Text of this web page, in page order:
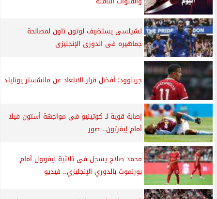
تشيلسى يستضيف لوتون تاون لمصالحة
جماهيره فى الدورى الإنجليزى
جرينوود: أفضل قرار الابتعاد عن مانشستر يونايتد
إصابة قوية لـ كوتينيو فى مواجهة أستون فيلا
أمام إيفرتون.. صور
محمد صلاح يسجل فى ثلاثية ليفربول أمام
بورنموث بالدوري الإنجليزي.. فيديو